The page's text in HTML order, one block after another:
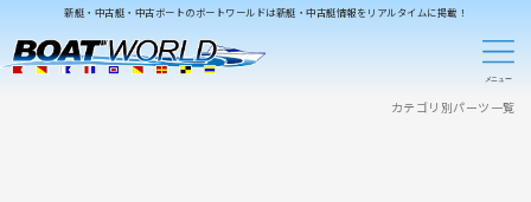
新艇・中古艇・中古ボートのボートワールドは新艇・中古艇情報をリアルタイムに掲載！
カテゴリ別パーツ一覧